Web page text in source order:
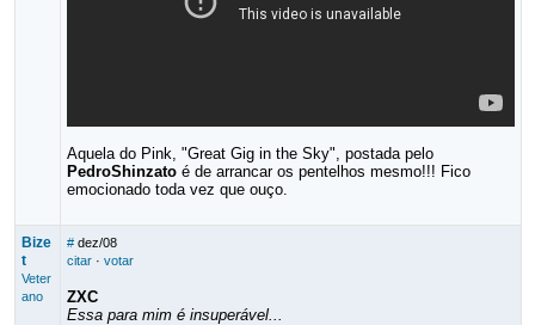
Aquela do Pink, "Great Gig in the Sky", postada pelo
PedroShinzatoé de arrancar os pentelhos mesmo!!! Fico
emocionado toda vez que ouço.
Bize
t
Veter
ano
# dez/08
citar· votar
ZXC
Essa para mim é insuperável...